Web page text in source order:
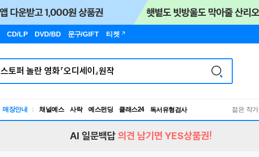
CD/LP DVD/BD 문구/GIFT 티켓
매장안내 채널예스 사락 예스펀딩 클래스24
독서유형검사
RBTI Lab
젊은 작가
AI 일문백답 의견 남기면 YES상품권!